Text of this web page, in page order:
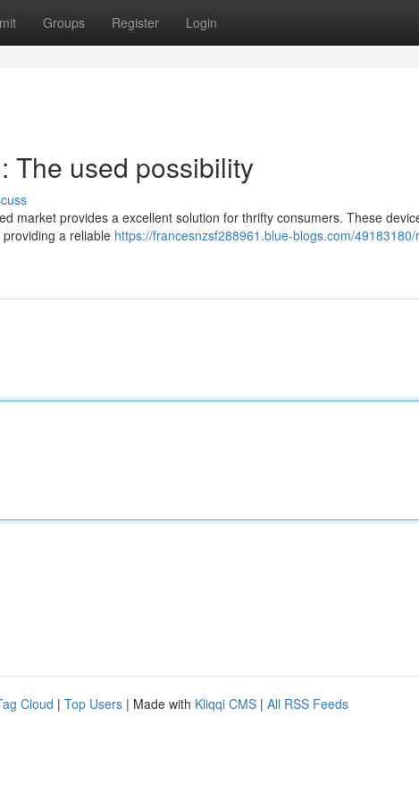
Groups Register Login
The used possibility
market provides a excellent solution for thrifty consumers. These
a reliable https://francesnzsf288961.blue-blogs.com/
Cloud | Top Users | Made with Kliqqi CMS | All RSS Feeds